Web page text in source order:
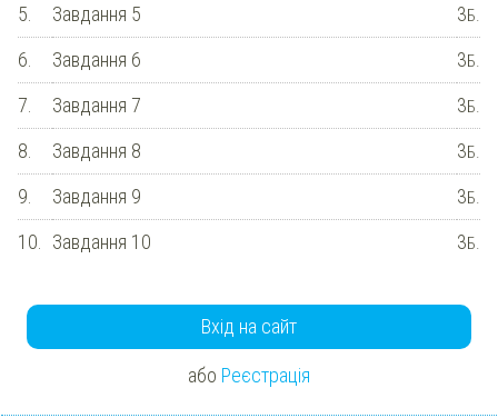
5. Завдання 5 3Б.
6. Завдання 6 3Б.
7. Завдання 7 3Б.
8. Завдання 8 3Б.
9. Завдання 9 3Б.
10. Завдання 10 3Б.
Вхід на сайт
або Реєстрація